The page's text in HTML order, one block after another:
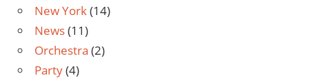
New York(14)
News(11)
Orchestra (2)
Party(4)